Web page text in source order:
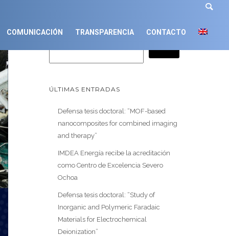
COMUNICACIÓN TRANSPARENCIA CONTACTO
ÚLTIMAS ENTRADAS
Defensa tesis doctoral: “MOF-based
nanocomposites for combined imaging
and therapy”
IMDEA Energía recibe la acreditación
como Centro de Excelencia Severo
Ochoa
Defensa tesis doctoral: “Study of
Inorganic and Polymeric Faradaic
Materials for Electrochemical
Deionization”